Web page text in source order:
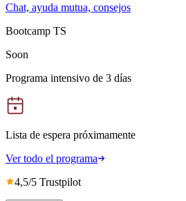
Chat, ayuda mutua, consejos
Bootcamp TS
Soon
Programa intensivo de 3 días
Lista de espera próximamente
Ver todo el programa
4,5/5 Trustpilot